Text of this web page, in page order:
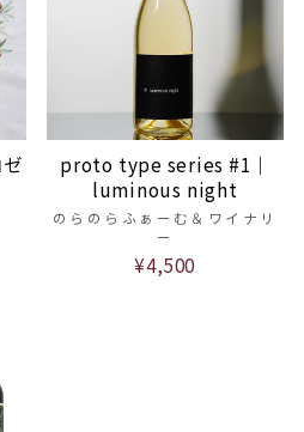
proto type series #1｜
luminous night
のらのらふぁーむ＆ワイナリ
ー
¥4,500